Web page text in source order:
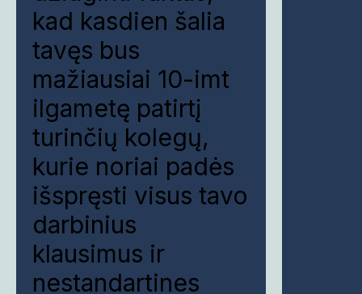
kad kasdien šalia
tavęs bus
mažiausiai 10-imt
ilgametę patirtį
turinčių kolegų,
kurie noriai padės
išspręsti visus tavo
darbinius
klausimus ir
nestandartines